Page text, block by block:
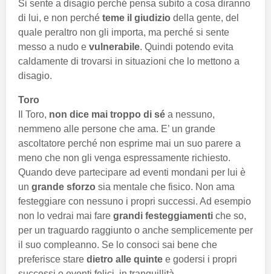
Si sente a disagio perché pensa subito a cosa diranno
di lui, e non perché teme il giudizio della gente, del
quale peraltro non gli importa, ma perché si sente
messo a nudo e vulnerabile. Quindi potendo evita
caldamente di trovarsi in situazioni che lo mettono a
disagio.
Toro
Il Toro, non dice mai troppo di sé a nessuno,
nemmeno alle persone che ama. E’ un grande
ascoltatore perché non esprime mai un suo parere a
meno che non gli venga espressamente richiesto.
Quando deve partecipare ad eventi mondani per lui è
un grande sforzo sia mentale che fisico. Non ama
festeggiare con nessuno i propri successi. Ad esempio
non lo vedrai mai fare grandi festeggiamenti che so,
per un traguardo raggiunto o anche semplicemente per
il suo compleanno. Se lo consoci sai bene che
preferisce stare dietro alle quinte e godersi i propri